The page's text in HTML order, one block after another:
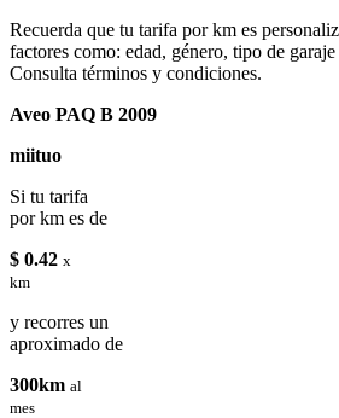
Recuerda que tu tarifa por km es
factores como: edad, género, tipo de
Consulta términos y condiciones.
Aveo PAQ B 2009
miituo
Si tu tarifa
por km es de
$ 0.42 x
km
y recorres un
aproximado de
300km al
mes